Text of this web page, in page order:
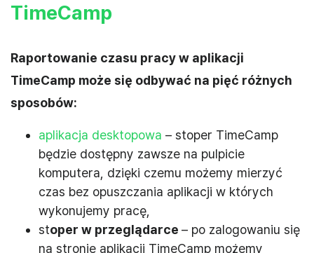
TimeCamp
Raportowanie czasu pracy w aplikacji
TimeCamp może się odbywać na pięć różnych
sposobów:
aplikacja desktopowa – stoper TimeCamp
będzie dostępny zawsze na pulpicie
komputera, dzięki czemu możemy mierzyć
czas bez opuszczania aplikacji w których
wykonujemy pracę,
stoper w przeglądarce – po zalogowaniu się
na stronie aplikacji TimeCamp możemy